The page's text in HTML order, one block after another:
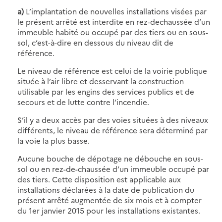
a) L’implantation de nouvelles installations visées par
le présent arrêté est interdite en rez-dechaussée d’un
immeuble habité ou occupé par des tiers ou en sous-
sol, c’est-à-dire en dessous du niveau dit de
référence.
Le niveau de référence est celui de la voirie publique
située à l’air libre et desservant la construction
utilisable par les engins des services publics et de
secours et de lutte contre l’incendie.
S’il y a deux accès par des voies situées à des niveaux
différents, le niveau de référence sera déterminé par
la voie la plus basse.
Aucune bouche de dépotage ne débouche en sous-
sol ou en rez-de-chaussée d’un immeuble occupé par
des tiers. Cette disposition est applicable aux
installations déclarées à la date de publication du
présent arrêté augmentée de six mois et à compter
du 1er janvier 2015 pour les installations existantes.